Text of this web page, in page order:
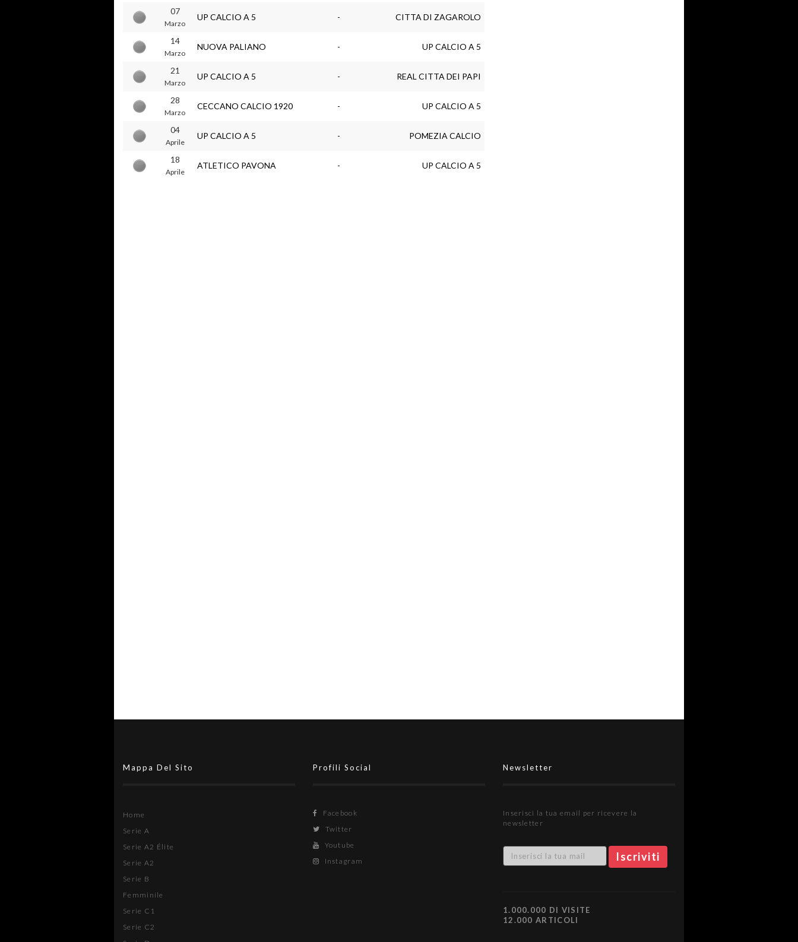
07
Marzo
UP CALCIO A 5 - CITTA DI ZAGAROLO
14
Marzo
NUOVA PALIANO - UP CALCIO A 5
21
Marzo
UP CALCIO A 5 - REAL CITTA DEI PAPI
28
Marzo
CECCANO CALCIO 1920 - UP CALCIO A 5
04
Aprile
UP CALCIO A 5 - POMEZIA CALCIO
18
Aprile
ATLETICO PAVONA - UP CALCIO A 5
Mappa Del Sito
Home
Serie A
Serie A2 Élite
Serie A2
Serie B
Femminile
Serie C1
Serie C2
Profili Social
Facebook
Twitter
Youtube
Instagram
Newsletter
Inserisci la tua email per ricevere la
newsletter
1.000.000 DI VISITE
12.000 ARTICOLI